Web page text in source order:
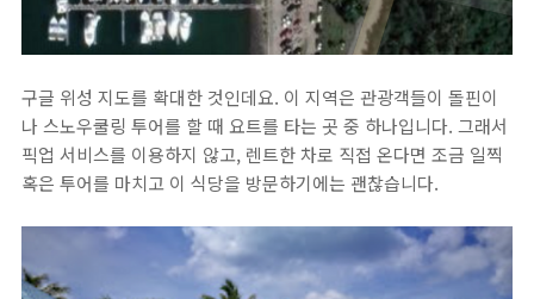
구글 위성 지도를 확대한 것인데요. 이 지역은 관광객들이 돌핀이
나 스노우쿨링 투어를 할 때 요트를 타는 곳 중 하나입니다. 그래서
픽업 서비스를 이용하지 않고, 렌트한 차로 직접 온다면 조금 일찍
혹은 투어를 마치고 이 식당을 방문하기에는 괜찮습니다.